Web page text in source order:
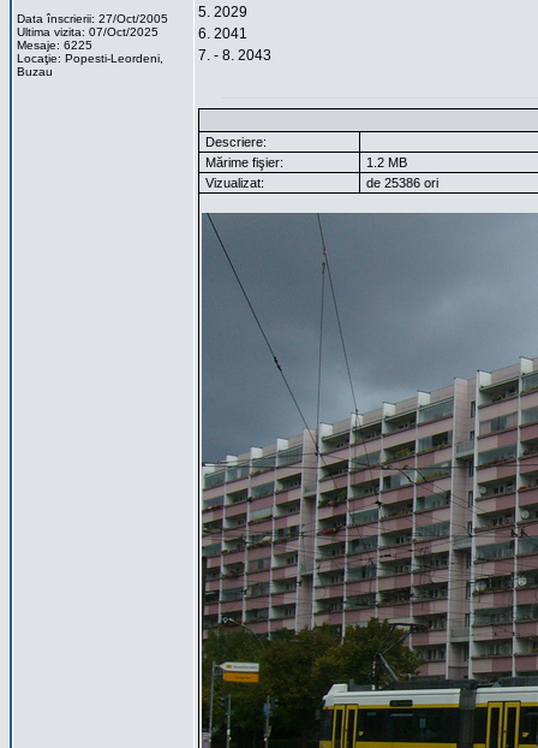
Data înscrierii: 27/Oct/2005
Ultima vizita: 07/Oct/2025
Mesaje: 6225
Locaţie: Popesti-Leordeni,
Buzau
5. 2029
6. 2041
7. - 8. 2043
Descriere:
Mărime fişier:
1.2 MB
Vizualizat:
de 25386 ori